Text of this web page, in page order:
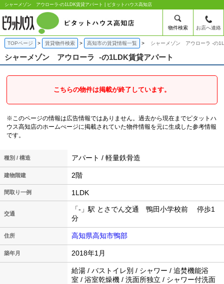
シャーメゾン アウローラ-の1LDK賃貸アパート | ピタットハウス高知店
物件検索 お店へ連絡
TOPページ 賃貸物件検索 高知市の賃貸情報一覧 シャーメゾン アウローラ -の
シャーメゾン アウローラ -の1LDK賃貸アパート
こちらの物件は掲載が終了しています。
※このページの情報は広告情報ではありません。過去から現在までピタットハ
ウス高知店のホームぺージに掲載されていた物件情報を元に生成した参考情報
です。
種別 / 構造 アパート / 軽量鉄骨造
建物階建 2階
間取り一例 1LDK
交通
「-」駅 とさでん交通 鴨田小学校前 停歩1
分
住所 高知県高知市鴨部
築年月 2018年1月
給湯 / バストイレ別 / シャワー / 追焚機能浴
室 / 浴室乾燥機 / 洗面所独立 / シャワー付洗面